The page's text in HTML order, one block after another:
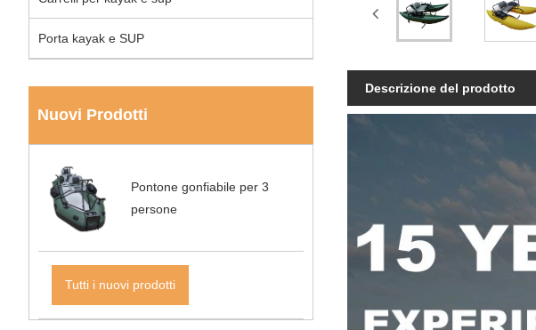
Porta kayak e SUP
Nuovi Prodotti
Pontone gonfiabile per 3
persone
Tutti i nuovi prodotti
Descrizione del prodotto